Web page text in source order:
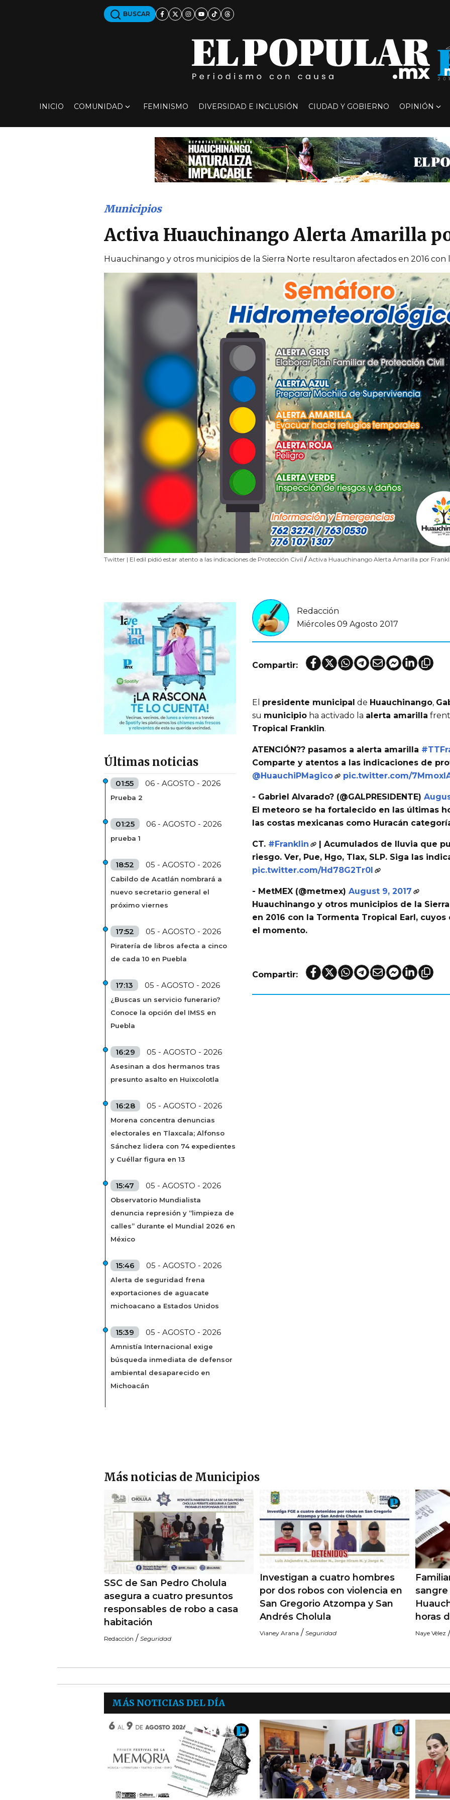
BUSCAR
INICIO COMUNIDAD FEMINISMO DIVERSIDAD E INCLUSIÓN CIUDAD Y GOBIERNO OPINIÓN
Twitter | El edil pidió estar atento a las indicaciones de Protección Civil / Activa Huauchinango Alerta Amarilla por
Municipios
Activa Huauchinango Alerta Amarilla
Huauchinango y otros municipios de la Sierra Norte resultaron afectados en 2016
Últimas noticias
01:55 06 - AGOSTO - 2026
Prueba 2
01:25 06 - AGOSTO - 2026
prueba 1
18:52 05 - AGOSTO - 2026
Cabildo de Acatlán nombrará a
nuevo secretario general el
próximo viernes
17:52 05 - AGOSTO - 2026
Piratería de libros afecta a cinco
de cada 10 en Puebla
17:13 05 - AGOSTO - 2026
¿Buscas un servicio funerario?
Conoce la opción del IMSS en
Puebla
16:29 05 - AGOSTO - 2026
Asesinan a dos hermanos tras
presunto asalto en Huixcolotla
16:28 05 - AGOSTO - 2026
Morena concentra denuncias
electorales en Tlaxcala; Alfonso
Sánchez lidera con 74 expedientes
y Cuéllar figura en 13
15:47 05 - AGOSTO - 2026
Observatorio Mundialista
denuncia represión y “limpieza de
calles” durante el Mundial 2026 en
México
15:46 05 - AGOSTO - 2026
Alerta de seguridad frena
exportaciones de aguacate
michoacano a Estados Unidos
15:39 05 - AGOSTO - 2026
Amnistía Internacional exige
búsqueda inmediata de defensor
ambiental desaparecido en
Michoacán
Redacción
Miércoles 09 Agosto 2017
Compartir:
El presidente municipal de Huauchinango,
su municipio ha activado la alerta amarilla
Tropical Franklin.
ATENCIÓN?? pasamos a alerta amarilla
Comparte y atentos a las indicaciones de
@HuauchiPMagico
pic.twitter.com/
- Gabriel Alvarado? (@GALPRESIDENTE)
El meteoro se ha fortalecido en las últimas
las costas mexicanas como Huracán
CT. #Franklin
| Acumulados de lluvia que
riesgo. Ver, Pue, Hgo, Tlax, SLP. Siga las
pic.twitter.com/Hd78G2Tr0I
- MetMEX (@metmex) August 9, 2017
Huauchinango y otros municipios de la
en 2016 con la Tormenta Tropical Earl, cuyos
el momento.
Compartir:
Más noticias de Municipios
SSC de San Pedro Cholula
asegura a cuatro presuntos
responsables de robo a casa
habitación
Redacción / Seguridad
Investigan a cuatro hombres
por dos robos con violencia en
San Gregorio Atzompa y San
Andrés Cholula
Vianey Arana / Seguridad
horas
Naye Vélez
MÁS NOTICIAS DEL DÍA